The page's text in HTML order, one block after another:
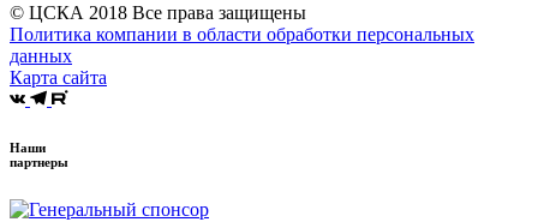
© ЦСКА 2018 Все права защищены
Политика компании в области обработки персональных
данных
Карта сайта
Наши
партнеры